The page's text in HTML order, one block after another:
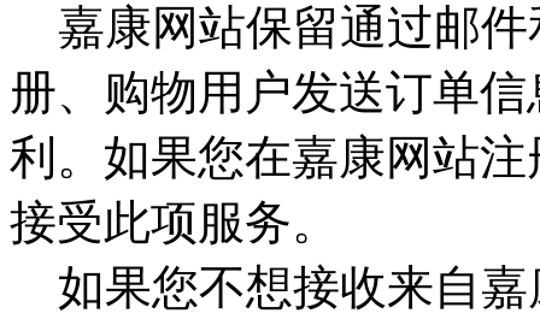
嘉康网站保留通过邮件
册、购物用户发送订单
利。如果您在嘉康网站
接受此项服务。
如果您不想接收来自嘉